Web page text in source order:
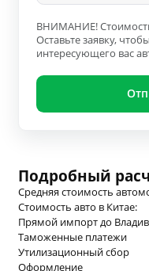
ВНИМАНИЕ!
Оставьте заявку,
интересующего вас
Подробный
Средняя стоимость
Стоимость авто в Китае:
Прямой импорт до
Таможенные платежи
Утилизационный сбор
Оформление